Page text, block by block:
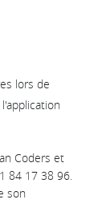
lors de
Coders et
84 17 38 96.
son